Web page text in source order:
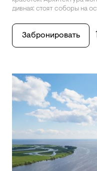
дивная: стоят соборы на
Забронировать